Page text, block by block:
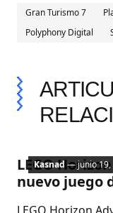
Gran Turismo 7
Polyphony Digital
LEGO
nuevo juego
PC
Kasnad — junio 19,